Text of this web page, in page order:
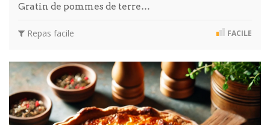
Gratin de pommes de terre…
Repas facile FACILE